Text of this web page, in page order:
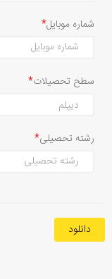
شماره موبایل
سطح تحصیلات
رشته تحصیلی
دانلود